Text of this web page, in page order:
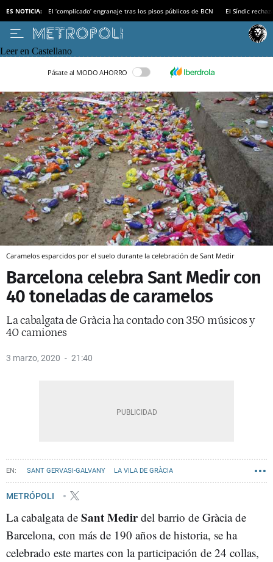
ES NOTICIA: El ‘complicado’ engranaje tras los pisos públicos de BCN El Síndic
Leer en Castellano
Pásate al MODO AHORRO
Caramelos esparcidos por el suelo durante la celebración de Sant Medir
Barcelona celebra Sant Medir con
40 toneladas de caramelos
La cabalgata de Gràcia ha contado con 350 músicos y
40 camiones
3 marzo, 2020 21:40
SANT GERVASI-GALVANY LA VILA DE GRÀCIA
METRÓPOLI
La cabalgata de Sant Medirdel barrio de Gràcia de
Barcelona, con más de 190 años de historia, se ha
celebrado este martes con la participación de 24 collas,